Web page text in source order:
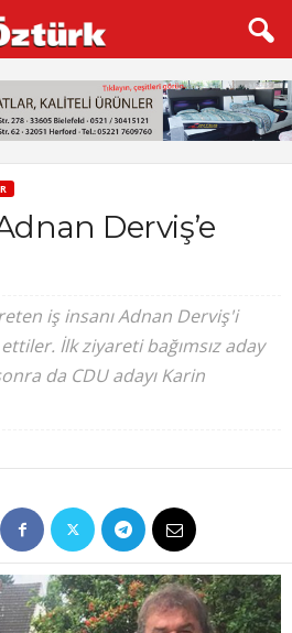
Derviş’e
iş insanı Adnan Derviş'i
İlk ziyareti bağımsız aday
da CDU adayı Karin